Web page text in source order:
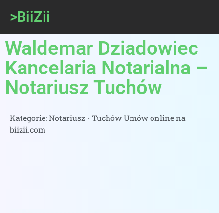
>BiiZii
Waldemar Dziadowiec
Kancelaria Notarialna –
Notariusz Tuchów
Kategorie:Notariusz - Tuchów Umów online na
biizii.com